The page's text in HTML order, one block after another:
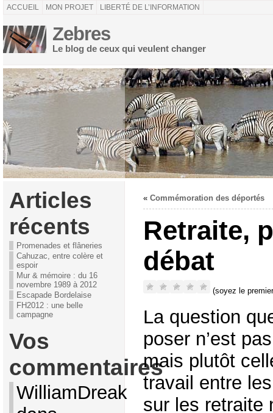
ACCUEIL MON PROJET LIBERTÉ DE L’INFORMATION
Zebres
Le blog de ceux qui veulent changer
Articles
récents
Promenades et flâneries
Cahuzac, entre colère et
espoir
Mur & mémoire : du 16
novembre 1989 à 2012
Escapade Bordelaise
FH2012 : une belle
campagne
Vos
commentaires
WilliamDreak
« Commémoration des déportés
Retraite,
débat
(soyez le
La question
poser n’est
mais plutôt
travail entre
sur les retraite